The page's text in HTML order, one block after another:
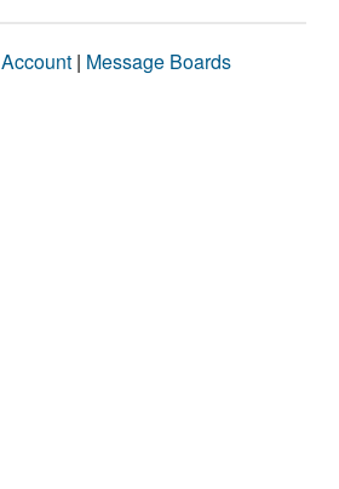
| Message Boards